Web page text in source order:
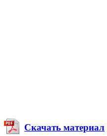
Скачать материал